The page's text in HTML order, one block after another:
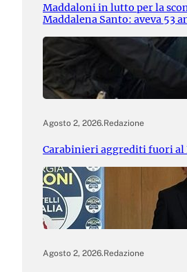
Maddaloni in lutto per la
Maddalena Santo: aveva 53
Agosto 2, 2026.Redazione
Carabinieri aggrediti fuori al
Agosto 2, 2026.Redazione